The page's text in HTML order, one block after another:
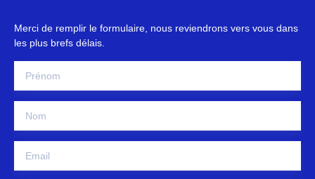
Merci de remplir le formulaire, nous reviendrons vers vous dans
les plus brefs délais.
Prénom
Nom
Email